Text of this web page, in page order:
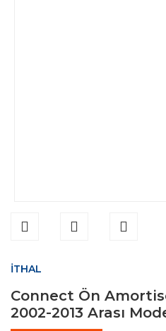
İTHAL
Connect Ön
2002-2013 Arası